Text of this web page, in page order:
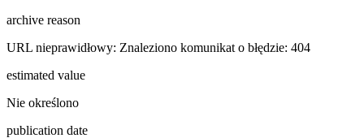
archive reason
URL nieprawidłowy: Znaleziono komunikat o błędzie: 404
estimated value
Nie określono
publication date